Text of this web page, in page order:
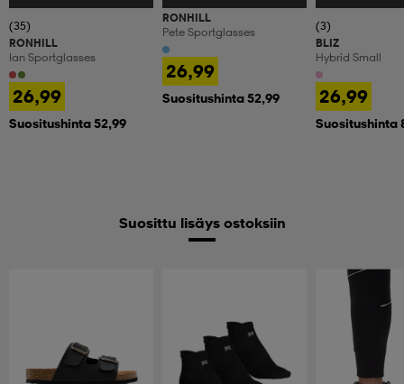
(35)
RONHILL
Ian Sportglasses
26,99
Suositushinta 52,99
RONHILL
Pete Sportglasses
26,99
Suositushinta 52,99
(3)
BLIZ
Hybrid Small
26,99
Suositushinta
Suosittu lisäys ostoksiin